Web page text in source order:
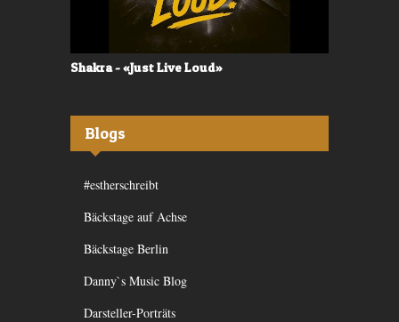
Shakra - «Just Live Loud»
Blogs
#estherschreibt
Bäckstage auf Achse
Bäckstage Berlin
Danny`s Music Blog
Darsteller-Porträts